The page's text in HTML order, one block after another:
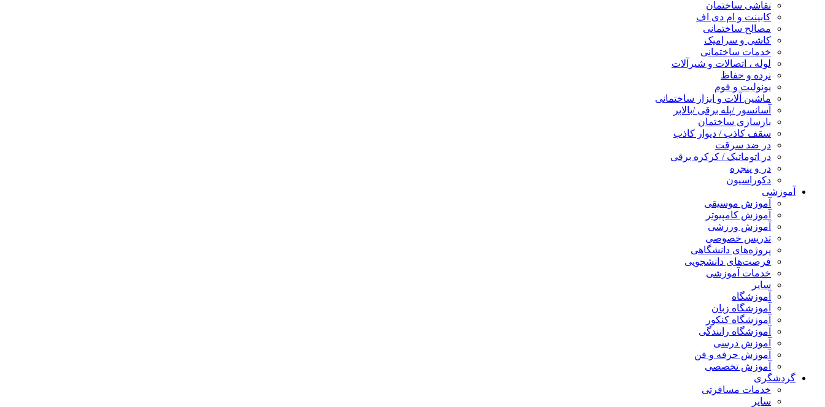
نقاشی ساختمان
کابینت و ام دی اف
مصالح ساختمانی
کاشی و سرامیک
خدمات ساختمانی
لوله ، اتصالات و شیرآلات
نرده و حفاظ
یونولیت و فوم
ماشین آلات و ابزار ساختمانی
آسانسور /پله برقی /بالابر
بازسازی ساختمان
سقف کاذب / دیوار کاذب
در ضد سرقت
در اتوماتیک / کرکره برقی
در و پنجره
دکوراسیون
آموزشی
آموزش موسیقی
آموزش کامپیوتر
آموزش ورزشی
تدریس خصوصی
پروژه‌های دانشگاهی
فرصت‌های دانشجویی
خدمات آموزشی
سایر
آموزشگاه
آموزشگاه زبان
آموزشگاه کنکور
آموزشگاه رانندگی
آموزش درسی
آموزش حرفه و فن
آموزش تخصصی
گردشگری
خدمات مسافرتی
سایر